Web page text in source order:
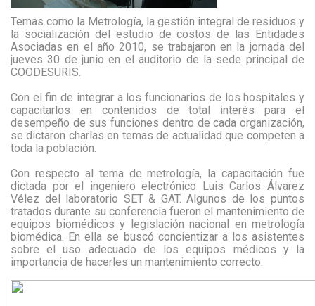
Temas como la Metrología, la gestión integral de residuos y
la socialización del estudio de costos de las Entidades
Asociadas en el año 2010, se trabajaron en la jornada del
jueves 30 de junio en el auditorio de la sede principal de
COODESURIS.
Con el fin de integrar a los funcionarios de los hospitales y
capacitarlos en contenidos de total interés para el
desempeño de sus funciones dentro de cada organización,
se dictaron charlas en temas de actualidad que competen a
toda la población.
Con respecto al tema de metrología, la capacitación fue
dictada por el ingeniero electrónico Luis Carlos Álvarez
Vélez del laboratorio SET & GAT. Algunos de los puntos
tratados durante su conferencia fueron el mantenimiento de
equipos biomédicos y legislación nacional en metrología
biomédica. En ella se buscó concientizar a los asistentes
sobre el uso adecuado de los equipos médicos y la
importancia de hacerles un mantenimiento correcto.